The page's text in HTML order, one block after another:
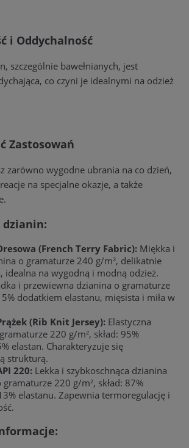
i Oddychalność
szczególnie bawełnianych, jest
co czyni je idealnymi na odzież
Zastosowań
zarówno wygodne ubrania na co dzień,
na specjalne okazje, a także
dzianin:
(French Terry Fabric): Miękka i
o gramaturze 240 g/m², delikatnie
idealna na wygodną i modną odzież.
i przewiewna dzianina o gramaturze
dodatkiem elastanu, mięsista i miła w
(Rib Knit Jersey): Elastyczna
220 g/m², skład: 95%
elastan. Charakteryzuje się
strukturą.
220: Lekka i szybkoschnąca dzianina
220 g/m², skład: 87%
elastanu. Zapewnia termoregulację i